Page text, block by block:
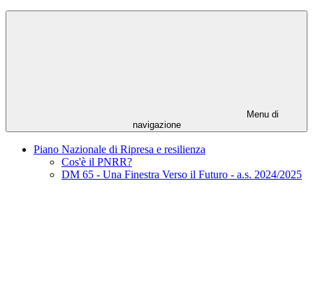
Menu di
navigazione
Piano Nazionale di Ripresa e resilienza
Cos'è il PNRR?
DM 65 - Una Finestra Verso il Futuro - a.s. 2024/2025